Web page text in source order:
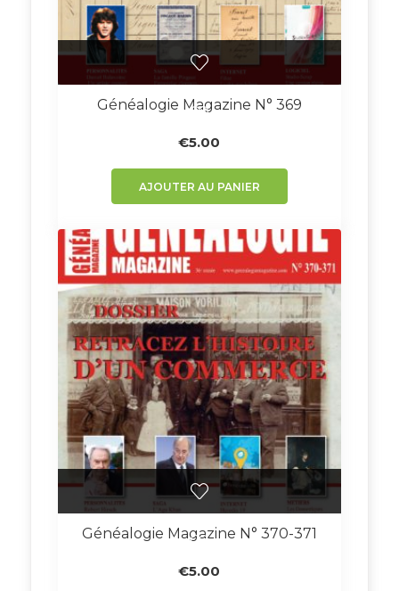
Généalogie Magazine N° 369
€5.00
AJOUTER AU PANIER
Généalogie Magazine N° 370-371
€5.00